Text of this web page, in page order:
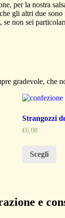
per la nostra
gli altri due
non sei
gradevole, che
Strangozzi
€6,08
Scegli
e